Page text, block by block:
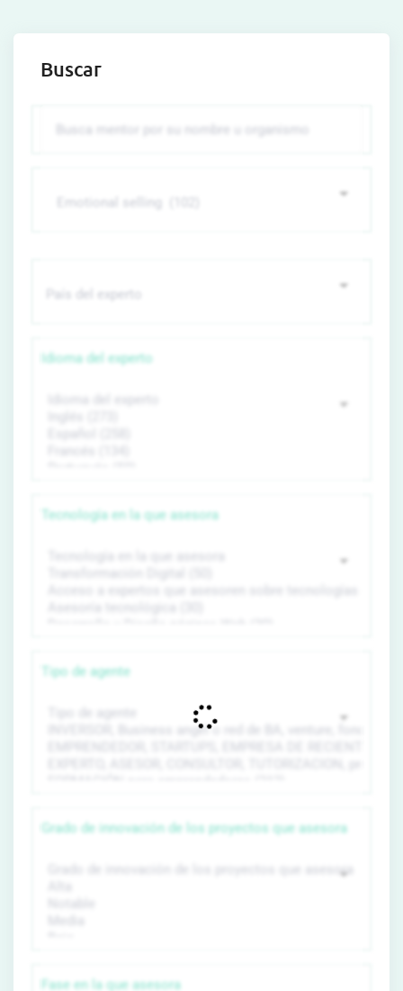
Buscar
Idioma del experto
Tecnología en la que asesora
Tipo de agente
Grado de innovación de los proyectos que asesora
Fase en la que asesora